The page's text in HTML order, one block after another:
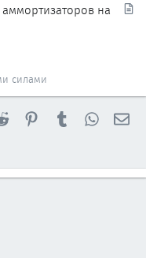
на
силами
Reddit PinterestTumblr